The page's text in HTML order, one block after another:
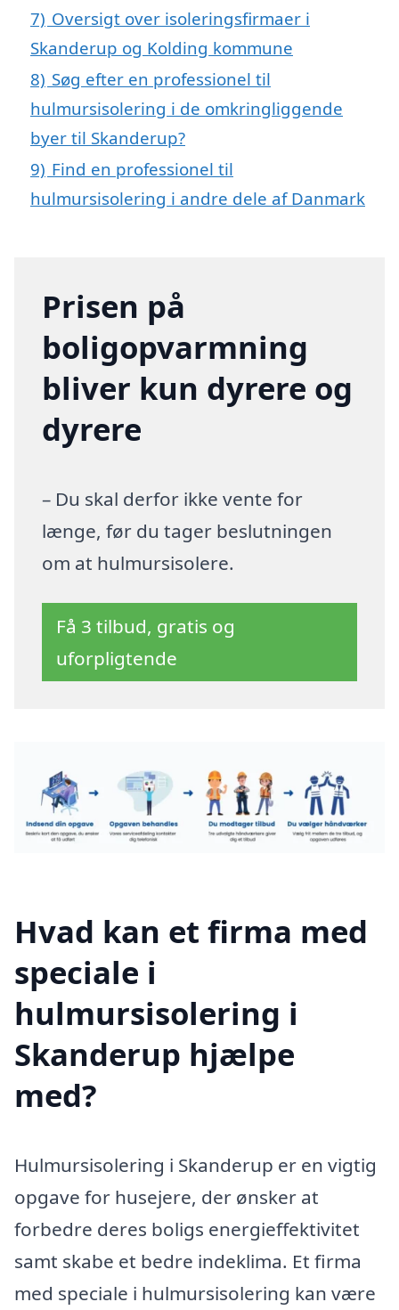
7) Oversigt over isoleringsfirmaer i
Skanderup og Kolding kommune
8) Søg efter en professionel til
hulmursisolering i de omkringliggende
byer til Skanderup?
9) Find en professionel til
hulmursisolering i andre dele af Danmark
Prisen på
boligopvarmning
bliver kun dyrere og
dyrere
– Du skal derfor ikke vente for
længe, før du tager beslutningen
om at hulmursisolere.
Få 3 tilbud, gratis og
uforpligtende
Hvad kan et firma med
speciale i
hulmursisolering i
Skanderup hjælpe
med?
Hulmursisolering i Skanderup er en vigtig
opgave for husejere, der ønsker at
forbedre deres boligs energieffektivitet
samt skabe et bedre indeklima. Et firma
med speciale i hulmursisolering kan være